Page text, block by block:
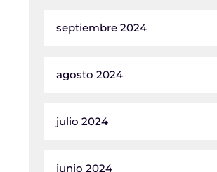
septiembre 2024
agosto 2024
julio 2024
junio 2024